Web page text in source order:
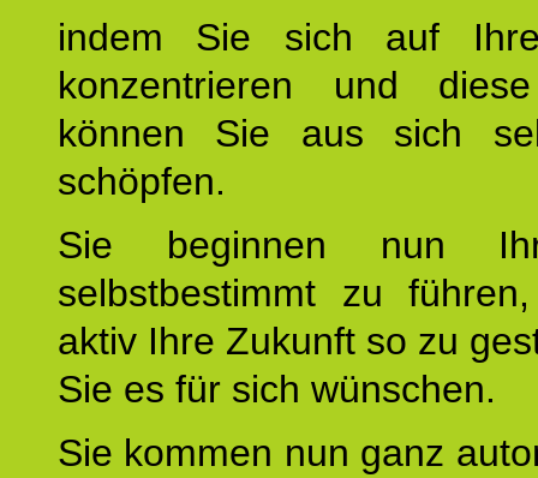
indem Sie sich auf
konzentrieren und
können Sie aus sich
schöpfen.
Sie beginnen nun
selbstbestimmt zu
aktiv Ihre Zukunft so zu
Sie es für sich wünschen.
Sie kommen nun ganz